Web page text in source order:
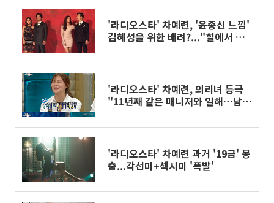
'라디오스타' 차예련, '윤종신 느낌'
김혜성을 위한 배려?..."힐에서 내
'라디오스타' 차예련, 의리녀 등극
"11년째 같은 매니저와 일해…남
'라디오스타' 차예련 과거 '19금' 봉
춤...각선미+섹시미 '폭발'